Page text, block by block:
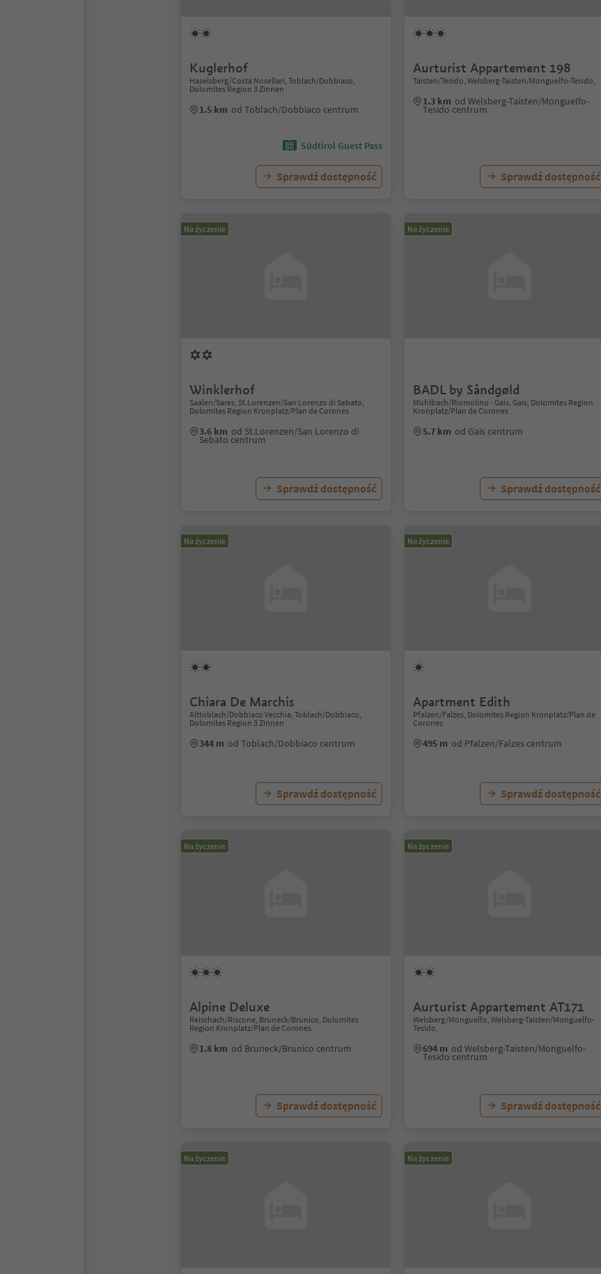
Kuglerhof
Haselsberg/Costa Nosellari, Toblach/Dobbiaco,
Dolomites Region 3 Zinnen
1.5 km od Toblach/Dobbiaco centrum
Südtirol Guest Pass
Sprawdź dostępność
Aurturist Appartement 198
Taisten/Tesido, Welsberg-Taisten/Monguelfo-Tesido,
1.3 km od Welsberg-Taisten/Monguelfo-
Tesido centrum
Sprawdź dostępność
Na życzenie
Winklerhof
Saalen/Sares, St.Lorenzen/San Lorenzo di Sebato,
Dolomites Region Kronplatz/Plan de Corones
3.6 km od St.Lorenzen/San Lorenzo di
Sebato centrum
Sprawdź dostępność
Na życzenie
BADL by Såndgøld
Mühlbach/Riomolino - Gais, Gais, Dolomites Region
Kronplatz/Plan de Corones
5.7 km od Gais centrum
Sprawdź dostępność
Na życzenie
Chiara De Marchis
Alttoblach/Dobbiaco Vecchia, Toblach/Dobbiaco,
Dolomites Region 3 Zinnen
344 m od Toblach/Dobbiaco centrum
Sprawdź dostępność
Na życzenie
Apartment Edith
Pfalzen/Falzes, Dolomites Region Kronplatz/Plan de
Corones
495 m od Pfalzen/Falzes centrum
Sprawdź dostępność
Na życzenie
Alpine Deluxe
Reischach/Riscone, Bruneck/Brunico, Dolomites
Region Kronplatz/Plan de Corones
1.8 km od Bruneck/Brunico centrum
Sprawdź dostępność
Na życzenie
Aurturist Appartement AT171
Welsberg/Monguelfo, Welsberg-Taisten/Monguelfo-
Tesido,
694 m od Welsberg-Taisten/Monguelfo-
Tesido centrum
Sprawdź dostępność
Na życzenie Na życzenie